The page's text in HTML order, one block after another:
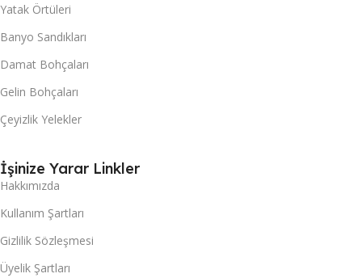
Yatak Örtüleri
Banyo Sandıkları
Damat Bohçaları
Gelin Bohçaları
Çeyizlik Yelekler
İşinize Yarar Linkler
Hakkımızda
Kullanım Şartları
Gizlilik Sözleşmesi
Üyelik Şartları